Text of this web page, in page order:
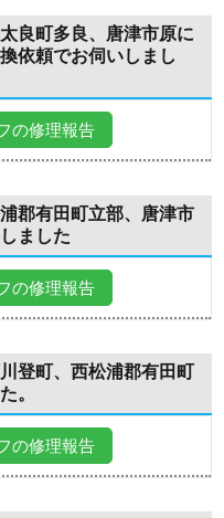
良町多良、唐津市原に
依頼でお伺いしまし
の修理報告
郡有田町立部、唐津市
ました
の修理報告
登町、西松浦郡有田町
。
の修理報告